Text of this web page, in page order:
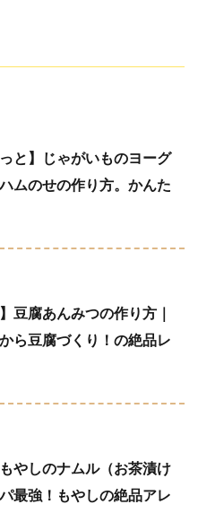
っと】じゃがいものヨーグ
ムのせの作り方。かんた
豆腐あんみつの作り方｜
ら豆腐づくり！の絶品レ
もやしのナムル（お茶漬け
最強！もやしの絶品アレ